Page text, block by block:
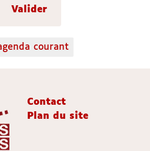
courant
Contact
Plan du site